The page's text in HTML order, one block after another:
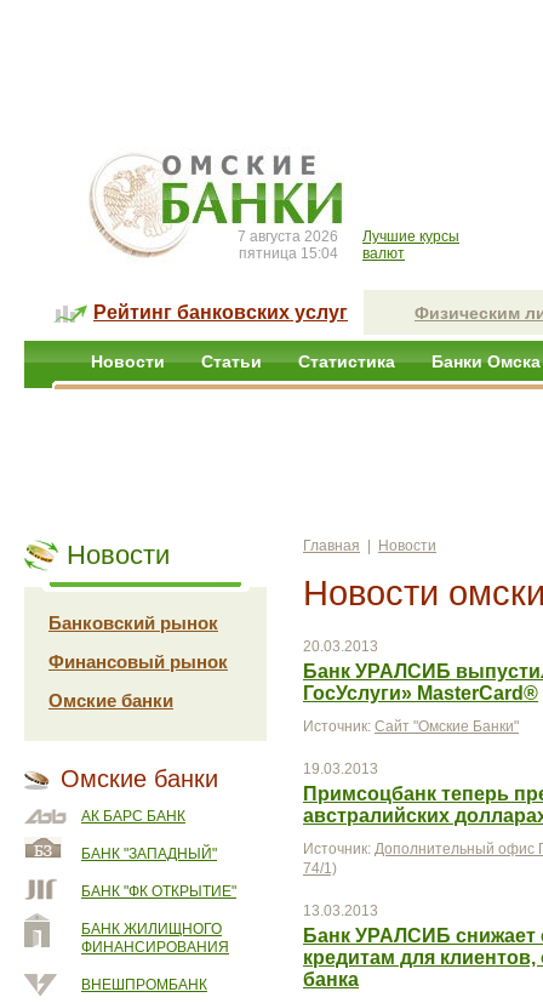
7 августа 2026
пятница 15:04
Лучшие курсы
валют
Рейтинг банковских услуг Физическим
Новости Статьи Статистика Банки Омска
Новости
Банковский рынок
Финансовый рынок
Омские банки
Омские банки
АК БАРС БАНК
БАНК "ЗАПАДНЫЙ"
БАНК "ФК ОТКРЫТИЕ"
БАНК ЖИЛИЩНОГО
ФИНАНСИРОВАНИЯ
ВНЕШПРОМБАНК
Главная Новости
Новости
20.03.2013
Банк УРАЛСИБ
ГосУслуги» MasterCard®
Источник: Сайт "Омские Банки"
19.03.2013
Примсоцбанк теперь
австралийских
Источник: Дополнительный офис
74/1)
13.03.2013
Банк УРАЛСИБ снижает
кредитам для
банка